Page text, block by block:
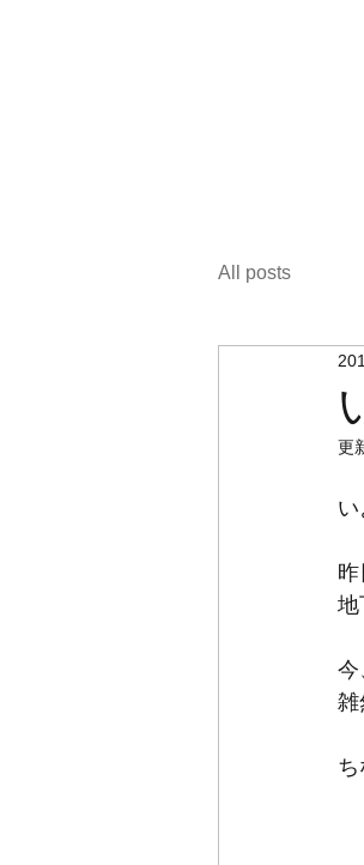
All posts
更
い
昨
地
今
雑
ち